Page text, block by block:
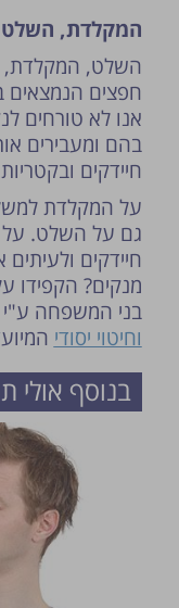
המקלדת,
השלט, המקלדת,
חפצים הנמצאים
אנו לא טורחים
בהם ומעבירים
חיידקים
על המקלדת
גם על השלט. על
חיידקים ולעיתים
מנקים? הקפידו
בני המשפחה ע"י
וחיטוי יסודי
בנוסף אולי